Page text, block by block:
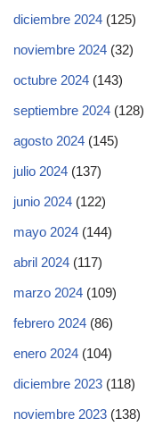
diciembre 2024 (125)
noviembre 2024 (32)
octubre 2024 (143)
septiembre 2024 (128)
agosto 2024 (145)
julio 2024 (137)
junio 2024 (122)
mayo 2024 (144)
abril 2024 (117)
marzo 2024 (109)
febrero 2024 (86)
enero 2024 (104)
diciembre 2023 (118)
noviembre 2023 (138)